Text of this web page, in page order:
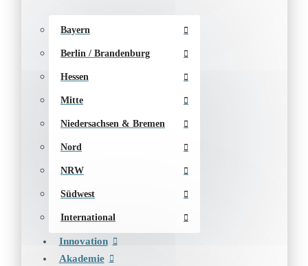
Bayern
Berlin / Brandenburg
Hessen
Mitte
Niedersachsen & Bremen
Nord
NRW
Südwest
International
Innovation
Akademie